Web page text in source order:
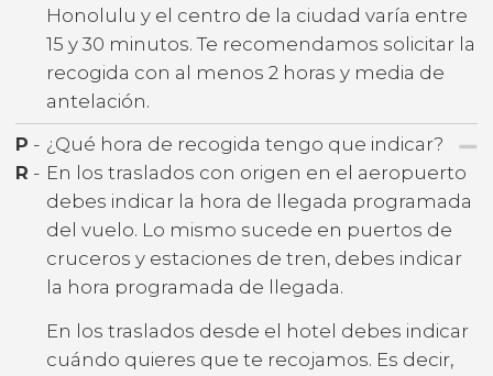
Honolulu y el centro de la ciudad varía entre
15 y 30 minutos. Te recomendamos solicitar la
recogida con al menos 2 horas y media de
antelación.
P - ¿Qué hora de recogida tengo que indicar?
R - En los traslados con origen en el aeropuerto
debes indicar la hora de llegada programada
del vuelo. Lo mismo sucede en puertos de
cruceros y estaciones de tren, debes indicar
la hora programada de llegada.
En los traslados desde el hotel debes indicar
cuándo quieres que te recojamos. Es decir,